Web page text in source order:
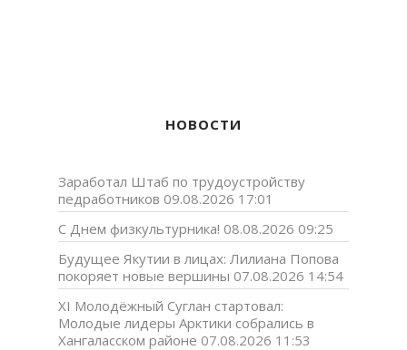
НОВОСТИ
Заработал Штаб по трудоустройству
педработников 09.08.2026 17:01
С Днем физкультурника! 08.08.2026 09:25
Будущее Якутии в лицах: Лилиана Попова
покоряет новые вершины 07.08.2026 14:54
XI Молодёжный Суглан стартовал:
Молодые лидеры Арктики собрались в
Хангаласском районе 07.08.2026 11:53